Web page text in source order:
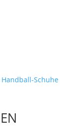
Handball-Schuhe